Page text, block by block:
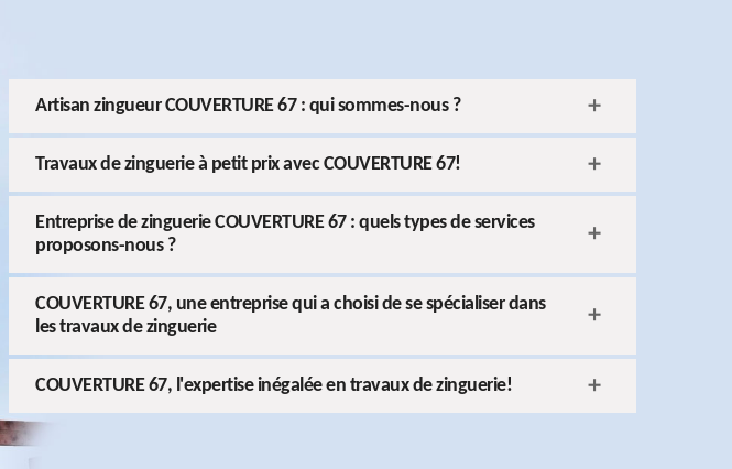
Artisan zingueur COUVERTURE 67 : qui sommes-nous ?
Travaux de zinguerie à petit prix avec COUVERTURE 67!
Entreprise de zinguerie COUVERTURE 67 : quels types de services
proposons-nous ?
COUVERTURE 67, une entreprise qui a choisi de se spécialiser dans
les travaux de zinguerie
COUVERTURE 67, l'expertise inégalée en travaux de zinguerie!